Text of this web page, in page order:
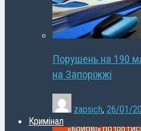
Порушень на 190
на Запоріжжі
zapsich, 26/01/
Кримінал